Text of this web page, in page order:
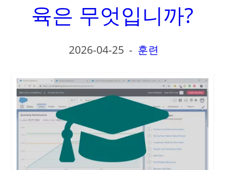
육은 무엇입니까?
2026-04-25 - 훈련